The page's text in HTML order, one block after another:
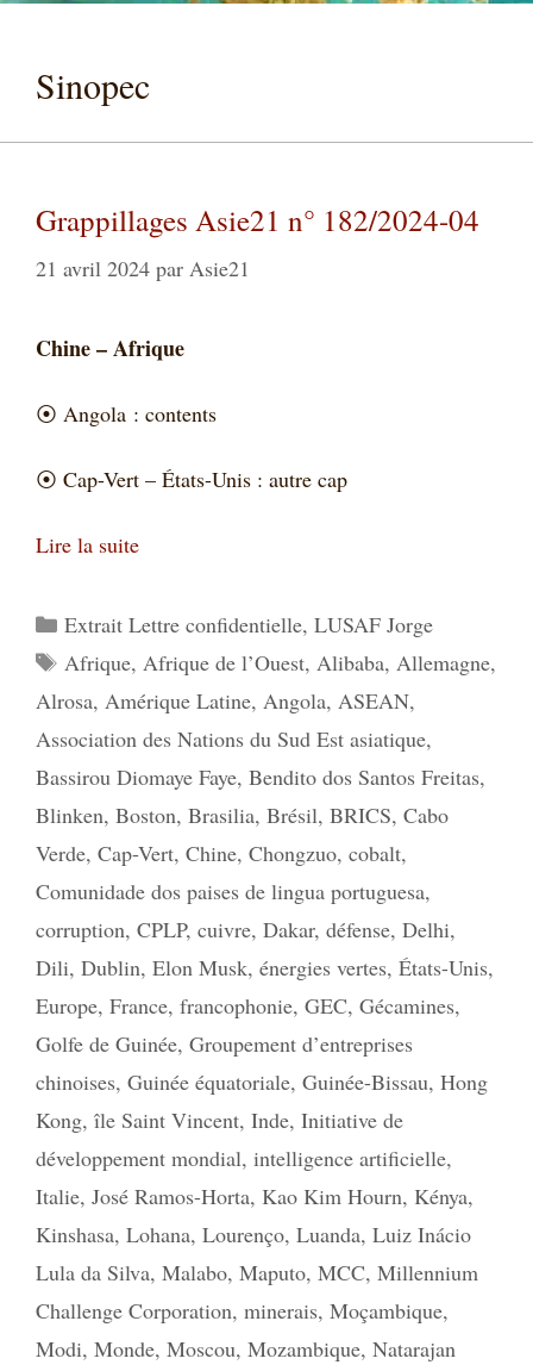
Sinopec
Grappillages Asie21 n° 182/2024-04
21 avril 2024 par Asie21
Chine – Afrique
⦿ Angola : contents
⦿ Cap-Vert – États-Unis : autre cap
Lire la suite
Catégories
Extrait Lettre confidentielle, LUSAF Jorge
Étiquettes
Afrique, Afrique de l’Ouest, Alibaba, Allemagne,
Alrosa, Amérique Latine, Angola, ASEAN,
Association des Nations du Sud Est asiatique,
Bassirou Diomaye Faye, Bendito dos Santos Freitas,
Blinken, Boston, Brasilia, Brésil, BRICS, Cabo
Verde, Cap-Vert, Chine, Chongzuo, cobalt,
Comunidade dos paises de lingua portuguesa,
corruption, CPLP, cuivre, Dakar, défense, Delhi,
Dili, Dublin, Elon Musk, énergies vertes, États-Unis,
Europe, France, francophonie, GEC, Gécamines,
Golfe de Guinée, Groupement d’entreprises
chinoises, Guinée équatoriale, Guinée-Bissau, Hong
Kong, île Saint Vincent, Inde, Initiative de
développement mondial, intelligence artificielle,
Italie, José Ramos-Horta, Kao Kim Hourn, Kénya,
Kinshasa, Lohana, Lourenço, Luanda, Luiz Inácio
Lula da Silva, Malabo, Maputo, MCC, Millennium
Challenge Corporation, minerais, Moçambique,
Modi, Monde, Moscou, Mozambique, Natarajan